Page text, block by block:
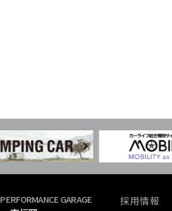
PERFORMANCE GARAGE
採用情報